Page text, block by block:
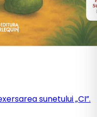
sunetului „CI”.